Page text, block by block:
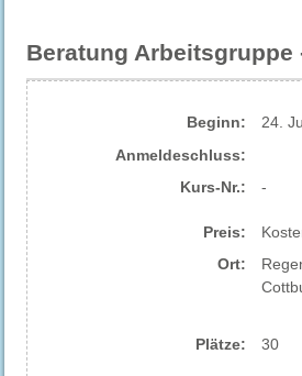
Beratung Arbeitsgruppe
Beginn:
24.
Anmelde​schluss:
Kurs-Nr.:
-
Preis:
Ort:
Plätze: 30